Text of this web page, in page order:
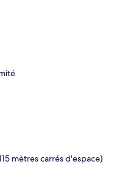
mètres carrés d'espace)